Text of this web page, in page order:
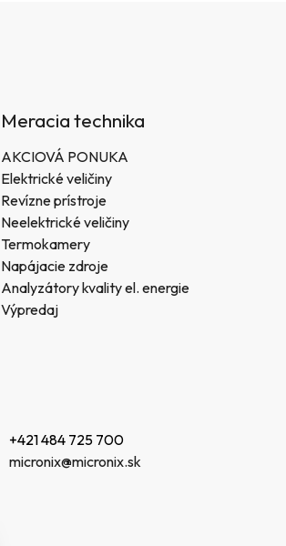
Meracia technika
AKCIOVÁ PONUKA
Elektrické veličiny
Revízne prístroje
Neelektrické veličiny
Termokamery
Napájacie zdroje
Analyzátory kvality el. energie
Výpredaj
+421 484 725 700
micronix@micronix.sk